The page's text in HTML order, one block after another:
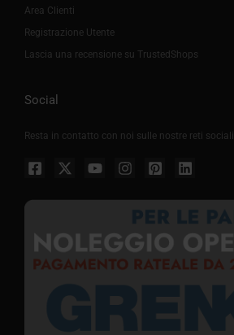
Area Clienti
Registrazione Utente
Lascia una recensione su TrustedShops
Social
Resta in contatto con noi sulle nostre reti sociali.